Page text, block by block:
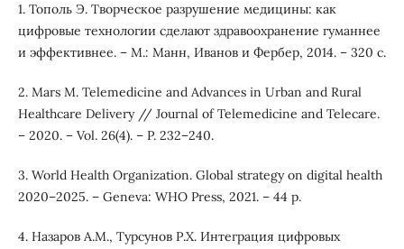
1. Тополь Э. Творческое разрушение медицины: как
цифровые технологии сделают здравоохранение гуманнее
и эффективнее. – М.: Манн, Иванов и Фербер, 2014. – 320 с.
2. Mars M. Telemedicine and Advances in Urban and Rural
Healthcare Delivery // Journal of Telemedicine and Telecare.
– 2020. – Vol. 26(4). – P. 232–240.
3. World Health Organization. Global strategy on digital health
2020–2025. – Geneva: WHO Press, 2021. – 44 p.
4. Назаров А.М., Турсунов Р.Х. Интеграция цифровых